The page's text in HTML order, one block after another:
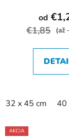
od
€1,85 (až
32 x 45 cm 40
AKCIA